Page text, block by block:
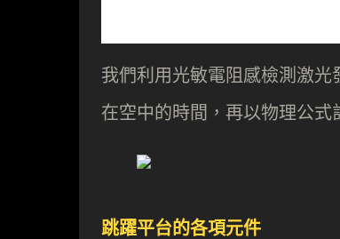
我們利用光敏電阻感檢測激
在空中的時間，再以物理公式
跳躍平台的各項元件